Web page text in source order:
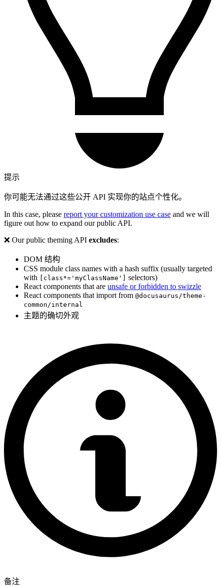
提示
你可能无法通过这些公开 API 实现你的站点个性化。
In this case, please report your customization use case and we will
figure out how to expand our public API.
❌ Our public theming API excludes:
DOM 结构
CSS module class names with a hash suffix (usually targeted
with
[class*='myClassName']
selectors)
React components that are unsafe or forbidden to swizzle
React components that import from @docusaurus/theme-
common/internal
主题的确切外观
备注